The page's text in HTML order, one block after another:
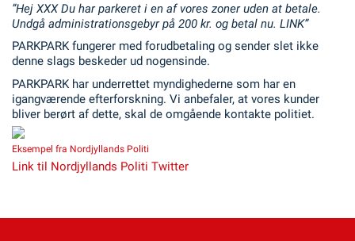
”Hej XXX Du har parkeret i en af vores zoner uden at betale.
Undgå administrationsgebyr på 200 kr. og betal nu. LINK”
PARKPARK fungerer med forudbetaling og sender slet ikke
denne slags beskeder ud nogensinde.
PARKPARK har underrettet myndighederne som har en
igangværende efterforskning. Vi anbefaler, at vores kunder
bliver berørt af dette, skal de omgående kontakte politiet.
Eksempel fra Nordjyllands Politi
Link til Nordjyllands Politi Twitter